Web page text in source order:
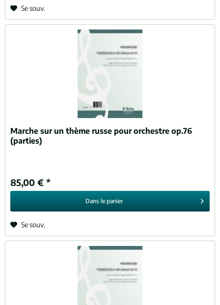
Se souv.
Marche sur un thème russe pour orchestre op.76
(parties)
85,00 € *
Dans le panier
Se souv.